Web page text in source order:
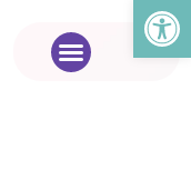
Abrir